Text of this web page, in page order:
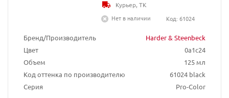
Бренд/Производитель
Harder & Steenbeck
Цвет
0a1c24
Объем
125 мл
Код оттенка по производителю
61024 black
Серия
Pro-Color
Курьер, ТК
Нет в наличии
Код: 61024